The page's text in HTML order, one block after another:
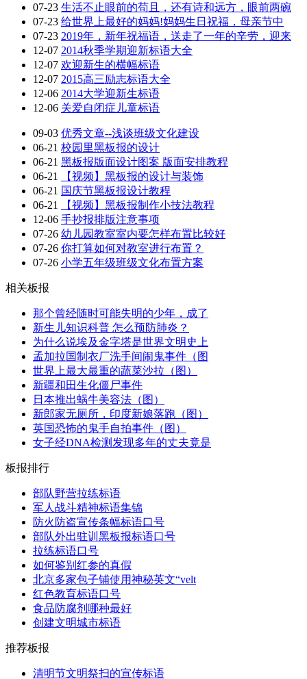
07-23 生活不止眼前的苟且，还有诗和远方，眼前两碗
07-23 给世界上最好的妈妈!妈妈生日祝福，母亲节中
07-23 2019年，新年祝福语，送走了一年的辛劳，迎来
12-07 2014秋季学期迎新标语大全
12-07 欢迎新生的横幅标语
12-07 2015高三励志标语大全
12-06 2014大学迎新生标语
12-06 关爱自闭症儿童标语
09-03 优秀文章--浅谈班级文化建设
06-21 校园里黑板报的设计
06-21 黑板报版面设计图案 版面安排教程
06-21
【视频】黑板报的设计与装饰
06-21 国庆节黑板报设计教程
06-21
【视频】黑板报制作小技法教程
12-06 手抄报排版注意事项
07-26 幼儿园教室室内要怎样布置比较好
07-26 你打算如何对教室进行布置？
07-26 小学五年级班级文化布置方案
相关板报
那个曾经随时可能失明的少年，成了
新生儿知识科普 怎么预防肺炎？
为什么说埃及金字塔是世界文明史上
孟加拉国制衣厂洗手间闹鬼事件（图
世界上最大最重的蔬菜沙拉（图）
新疆和田生化僵尸事件
日本推出蜗牛美容法（图）
新郎家无厕所，印度新娘落跑（图）
英国恐怖的鬼手自拍事件（图）
女子经DNA检测发现多年的丈夫竟是
板报排行
部队野营拉练标语
军人战斗精神标语集锦
防火防盗宣传条幅标语口号
部队外出驻训黑板报标语口号
拉练标语口号
如何鉴别红参的真假
北京多家包子铺使用神秘英文“velt
红色教育标语口号
食品防腐剂哪种最好
创建文明城市标语
推荐板报
清明节文明祭扫的宣传标语